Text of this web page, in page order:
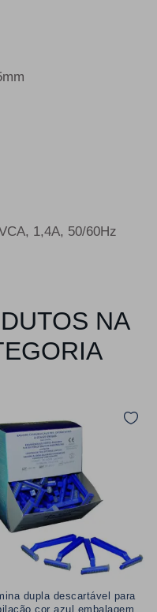
1,4A, 50/60Hz
NA
dupla descartável para
cor azul embalagem